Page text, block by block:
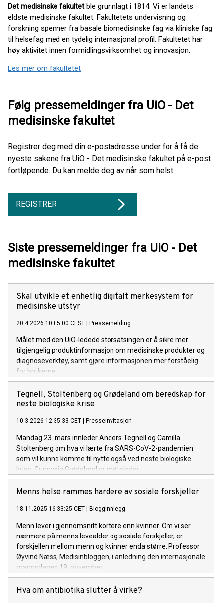
Det medisinske fakultetble grunnlagt i 1814. Vi er landets
eldste medisinske fakultet. Fakultetets undervisning og
forskning spenner fra basale biomedisinske fag via kliniske fag
til helsefag med en tydelig internasjonal profil. Fakultetet har
høy aktivitet innen formidlingsvirksomhet og innovasjon.
Les mer om fakultetet
Følg pressemeldinger fra UiO - Det
medisinske fakultet
Registrer deg med din e-postadresse under for å få de
nyeste sakene fra UiO - Det medisinske fakultet på e-post
fortløpende. Du kan melde deg av når som helst.
REGISTRER
Siste pressemeldinger fra UiO - Det
medisinske fakultet
Skal utvikle et enhetlig digitalt merkesystem for
medisinske utstyr
20.4.2026 10:05:00 CEST Pressemelding
Målet med den UiO-ledede storsatsingen er å sikre mer
tilgjengelig produktinformasjon om medisinske produkter og
diagnoseverktøy, samt gjøre informasjonen mer forståelig
for brukerne.
Tegnell, Stoltenberg og Grødeland om beredskap for
neste biologiske krise
10.3.2026 12:35:33 CET Presseinvitasjon
Mandag 23. mars innleder Anders Tegnell og Camilla
Stoltenberg om hva vi lærte fra SARS-CoV-2-pandemien
som vil kunne komme til nytte også ved neste biologiske
krise. Gunnveig Grødeland er møteleder.
Menns helse rammes hardere av sosiale forskjeller
18.11.2025 16:33:25 CET Blogginnlegg
Menn lever i gjennomsnitt kortere enn kvinner. Om vi ser
nærmere på menns levealder og sosiale forskjeller, er
forskjellen mellom menn og kvinner enda større. Professor
Øyvind Næss, Medisinbloggen, i anledning den internasjonale
mannsdagen 19. november.
Hva om antibiotika slutter å virke?